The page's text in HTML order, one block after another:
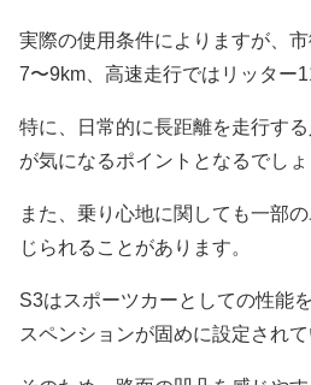
実際の使用条件によりますが、
7〜9km、高速走行ではリッター
特に、日常的に長距離を走行す
が気になるポイントとなるでしょ
また、乗り心地に関しても一部
じられることがあります。
S3はスポーツカーとしての性能
スペンションが固めに設定されて